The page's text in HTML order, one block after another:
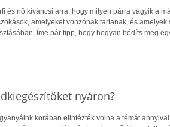
és nő kíváncsi arra, hogy milyen párra vágyik a
amelyeket vonzónak tartanak, és
Íme pár tipp, hogy hogyan hódíts meg
nyáron?
korában elintézték volna a témát